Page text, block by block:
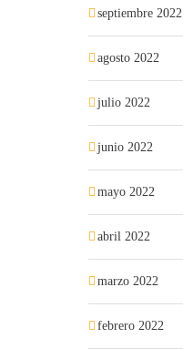
septiembre 2022
agosto 2022
julio 2022
junio 2022
mayo 2022
abril 2022
marzo 2022
febrero 2022